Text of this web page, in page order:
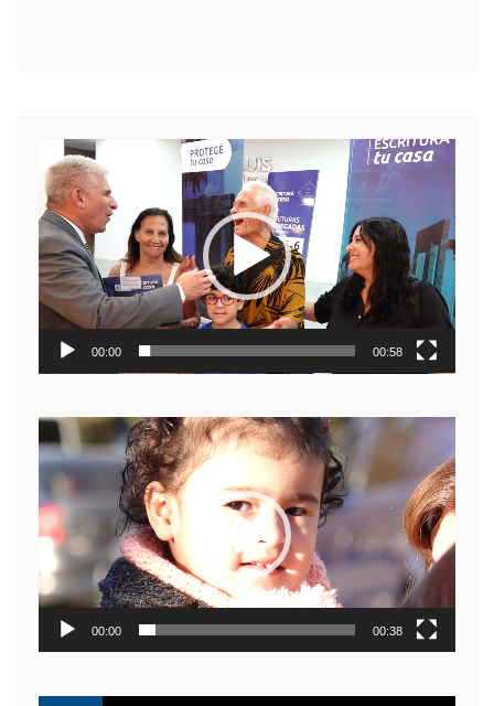
Reproductor
de
video
00:00 00:58
Reproductor
de
video
00:00 00:38